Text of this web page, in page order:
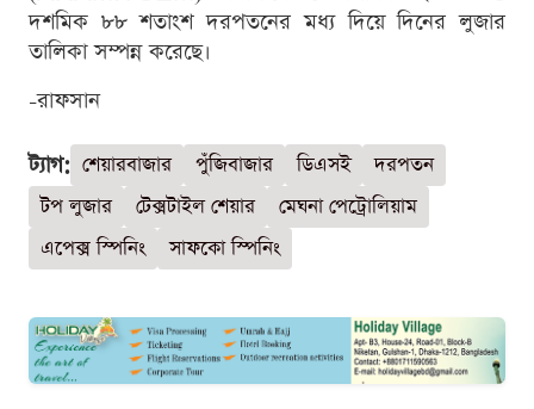
দশমিক ৮৮ শতাংশ দরপতনের মধ্য দিয়ে দিনের লুজার
তালিকা সম্পন্ন করেছে।
-রাফসান
ট্যাগ: শেয়ারবাজার পুঁজিবাজার ডিএসই
দরপতন
টপ লুজার
টেক্সটাইল শেয়ার
মেঘনা পেট্রোলিয়াম
এপেক্স স্পিনিং
সাফকো স্পিনিং